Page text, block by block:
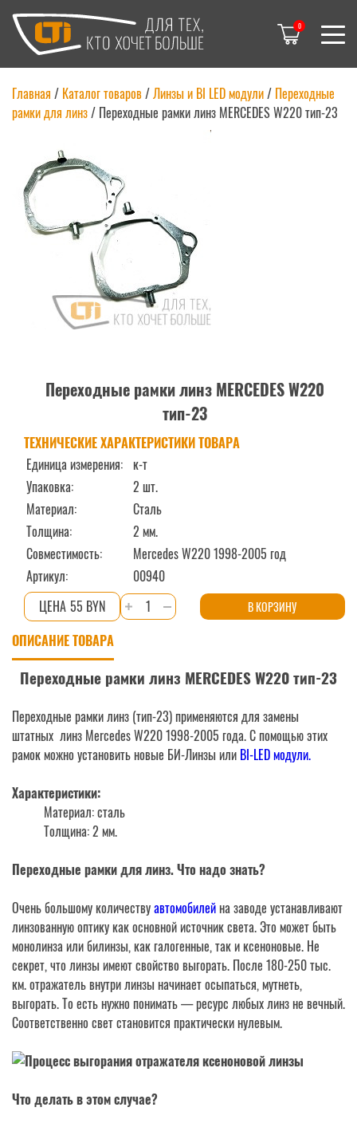
0
Главная / Каталог товаров/Линзы и BI LED модули/ Переходные
рамки для линз/ Переходные рамки линз MERCEDES W220 тип-23
Переходные рамки линз MERCEDES W220
тип-23
ТЕХНИЧЕСКИЕ ХАРАКТЕРИСТИКИ ТОВАРА
Единица измерения: к-т
Упаковка:
2 шт.
Материал:
Сталь
Толщина:
2 мм.
Совместимость:
Mercedes W220 1998-2005 год
Артикул:
00940
55 BYN
Количество
товара
линз
W220
тип-23
В КОРЗИНУ
ОПИСАНИЕ ТОВАРА
Переходные рамки линз MERCEDES W220 тип-23
Переходные рамки линз (тип-23) применяются для замены
штатных линз Mercedes W220 1998-2005 года. С помощью этих
рамок можно установить новые БИ-Линзы или BI-LED модули.
Характеристики:
Материал: сталь
Толщина: 2 мм.
Переходные рамки для линз. Что надо знать?
Очень большому количествуавтомобилейна заводе устанавливают
линзованную оптику как основной источник света. Это может быть
монолинза или билинзы, как галогенные, так и ксеноновые. Не
секрет, что линзы имеют свойство выгорать. После 180-250 тыс.
км. отражатель внутри линзы начинает осыпаться, мутнеть,
выгорать. То есть нужно понимать — ресурс любых линз не вечный.
Соответственно свет становится практически нулевым.
Что делать в этом случае?